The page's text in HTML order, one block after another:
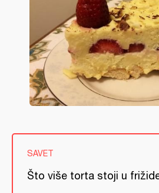
SAVET
Što više torta stoji u